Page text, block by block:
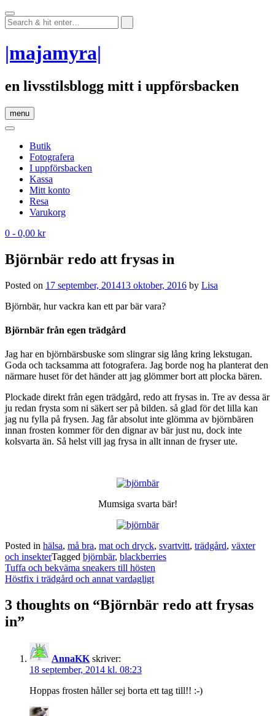
Skip
to
content
|majamyra|
en livsstilsblogg mitt i uppförsbacken
menu
Butik
Fotografera
I uppförsbacken
Kassa
Mitt konto
Resa
Varukorg
0 - 0,00 kr
Björnbär redo att frysas in
Posted on 17 september, 201413 oktober, 2016 by Lisa
Björnbär, hur vackra kan ett par bär vara?
Björnbär från egen trädgård
Jag har en björnbärsbuske som slingrar sig lång kring lekstugan.
Goda och tacksamma att fotografera. Jag borde nog ha planterat den
närmare huset för det händer att jag glömmer bort att plocka bären.
Plockade direkt från egen trädgård, redo att frysas in. Tre av dessa är
ju redan frysta som ni säkert ser på bilden. så glad för det lilla kan
jag nu fylla på frysen. Jag får absolut inte glömma av björnbären
innan frosten kommer för den dignar av bär just nu, dock inte
kolsvarta än. Så helst vill jag frysa in allt innan de fryser ute.
Mumsiga svarta bär!
Posted in hälsa, må bra, mat och dryck, svartvitt, trädgård, växter
och insekterTagged björnbär, blackberries
Post
navigation
Tuffa och bekväma sneakers till hösten
Höstfix i trädgård och annat vardagligt
3 thoughts on “Björnbär redo att frysas
in”
AnnaKK skriver:
18 september, 2014 kl. 08:23
Hoppas frosten håller sej borta ett tag till!! :-)